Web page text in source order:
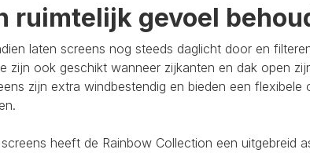
ruimtelijk gevoel
laten screens nog steeds daglicht door en
zijn ook geschikt wanneer zijkanten en dak open
zijn extra windbestendig en bieden een
heeft de Rainbow Collection een uitgebreid